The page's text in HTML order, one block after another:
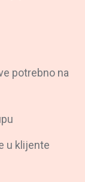
potrebno na
u klijente